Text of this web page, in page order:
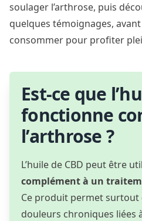
soulager l’arthrose, puis
quelques témoignages,
consommer pour profiter
Est-ce que
fonctionne
l’arthrose ?
L’huile de CBD peut être
complément à un
Ce produit permet surtout
douleurs chroniques liées